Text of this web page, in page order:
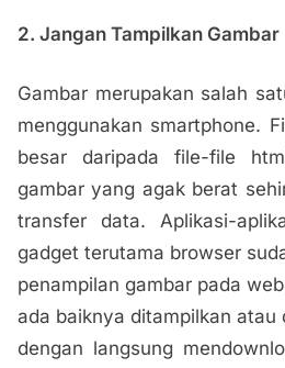
2. Jangan Tampilkan Gambar
Gambar merupakan salah
menggunakan smartphone.
besar daripada file-file
gambar yang agak berat
transfer data. Aplikasi-
gadget terutama browser
penampilan gambar pada
ada baiknya ditampilkan
dengan langsung